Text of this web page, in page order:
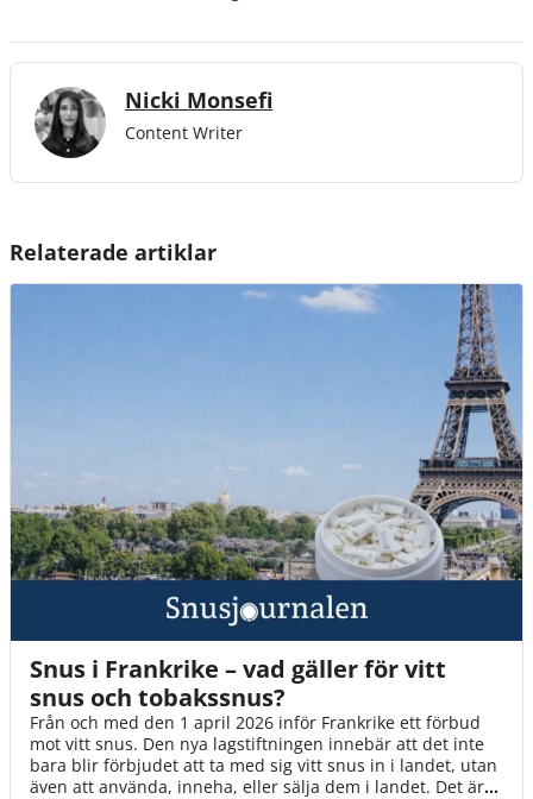
Nicki Monsefi
Content Writer
Relaterade artiklar
Snus i Frankrike – vad gäller för vitt
snus och tobakssnus?
Från och med den 1 april 2026 inför Frankrike ett förbud
mot vitt snus. Den nya lagstiftningen innebär att det inte
bara blir förbjudet att ta med sig vitt snus in i landet, utan
även att använda, inneha, eller sälja dem i landet. Det är